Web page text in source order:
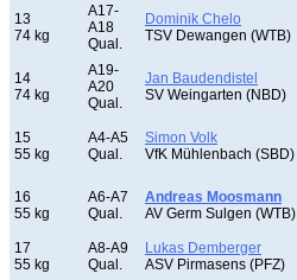
13
74 kg
A17-
A18
Qual.
Dominik Chelo
TSV Dewangen (WTB)
14
74 kg
A19-
A20
Qual.
Jan Baudendistel
SV Weingarten (NBD)
15
55 kg
A4-A5
Qual.
Simon Volk
VfK Mühlenbach (SBD)
16
55 kg
A6-A7
Qual.
Andreas Moosmann
AV Germ Sulgen (WTB)
17
55 kg
A8-A9
Qual.
Lukas Demberger
ASV Pirmasens (PFZ)